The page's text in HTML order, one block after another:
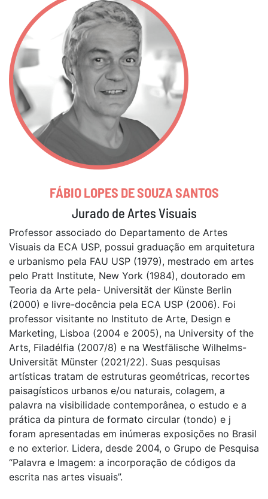
FÁBIO LOPES DE SOUZA SANTOS
Jurado de Artes Visuais
Professor associado do Departamento de Artes
Visuais da ECA USP, possui graduação em arquitetura
e urbanismo pela FAU USP (1979), mestrado em artes
pelo Pratt Institute, New York (1984), doutorado em
Teoria da Arte pela- Universität der Künste Berlin
(2000) e livre-docência pela ECA USP (2006). Foi
professor visitante no Instituto de Arte, Design e
Marketing, Lisboa (2004 e 2005), na University of the
Arts, Filadélfia (2007/8) e na Westfälische Wilhelms-
Universität Münster (2021/22). Suas pesquisas
artísticas tratam de estruturas geométricas, recortes
paisagísticos urbanos e/ou naturais, colagem, a
palavra na visibilidade contemporânea, o estudo e a
prática da pintura de formato circular (tondo) e j
foram apresentadas em inúmeras exposições no Brasil
e no exterior. Lidera, desde 2004, o Grupo de Pesquisa
“Palavra e Imagem: a incorporação de códigos da
escrita nas artes visuais”.